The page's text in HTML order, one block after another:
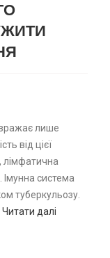
вражає лише
від цієї
лімфатична
Імунна система
туберкульозу.
Читати далі